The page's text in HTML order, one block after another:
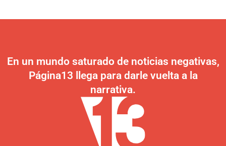
En un mundo saturado de noticias negativas,
Página13 llega para darle vuelta a la
narrativa.